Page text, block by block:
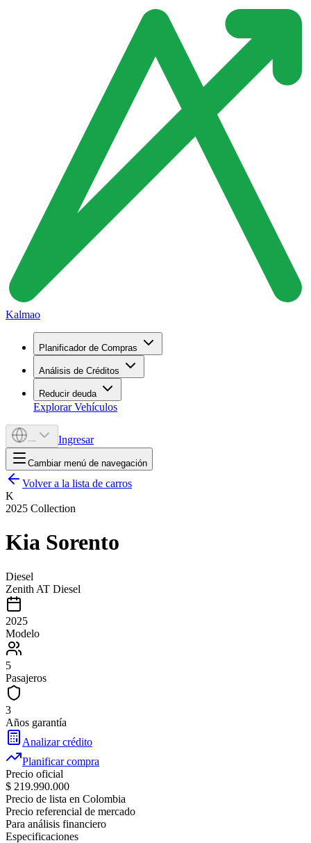
Kalmao
Planificador de Compras
Análisis de Créditos
Reducir deuda
Explorar Vehículos
--- Ingresar
Cambiar menú de navegación
Volver a la lista de carros
K
2025 Collection
Kia Sorento
Diesel
Zenith AT Diesel
2025
Modelo
5
Pasajeros
3
Años garantía
Analizar crédito
Planificar compra
Precio oficial
$ 219.990.000
Precio de lista en Colombia
Precio referencial de mercado
Para análisis financiero
Especificaciones